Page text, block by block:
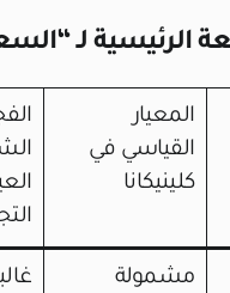
الرئيسية لـ
المعيار
القياسي في
كلينيكانا
مشمولة